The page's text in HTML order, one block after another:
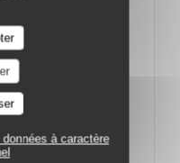
à caractère